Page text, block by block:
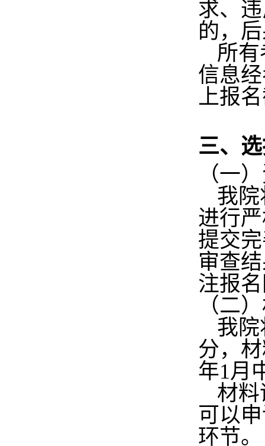
求、
的，
所
信息
上报
三、
（一
我
进行
提交
审查
注报
（二
我
分，
年1月
材
可以
环节。